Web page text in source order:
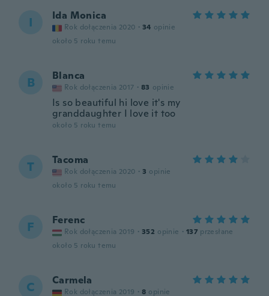
I Ida Monica
Rok dołączenia 2020 · 34 opinie
około 5 roku temu
B Blanca
Rok dołączenia 2017 · 83 opinie
Is so beautiful hi love it's my
granddaughter I love it too
około 5 roku temu
T Tacoma
Rok dołączenia 2020 · 3 opinie
około 5 roku temu
F Ferenc
Rok dołączenia 2019 · 352 opinie · 137 przesłane
około 5 roku temu
C Carmela
Rok dołączenia 2019 · 8 opinie